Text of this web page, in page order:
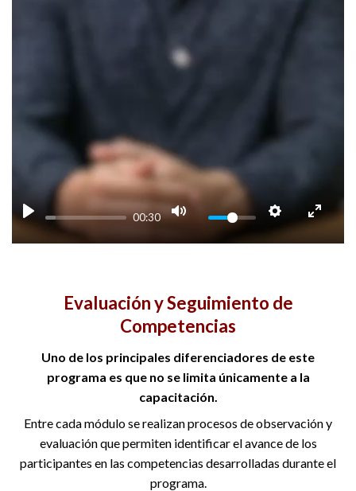
00:30
Evaluación y Seguimiento de
Competencias
Uno de los principales diferenciadores de este
programa es que no se limita únicamente a la
capacitación
Entre cada módulo se realizan procesos de observación y
evaluación que permiten identificar el avance de los
participantes en las competencias desarrolladas durante el
programa.